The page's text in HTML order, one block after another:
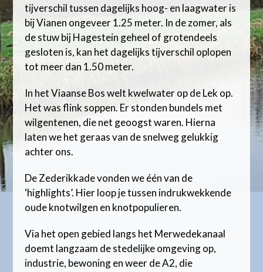
tijverschil tussen dagelijks hoog- en laagwater is
bij Vianen ongeveer 1.25 meter. In de zomer, als
de stuw bij Hagestein geheel of grotendeels
gesloten is, kan het dagelijks tijverschil oplopen
tot meer dan 1.50 meter.
In het Viaanse Bos welt kwelwater op de Lek op.
Het was flink soppen. Er stonden bundels met
wilgentenen, die net geoogst waren. Hierna
laten we het geraas van de snelweg gelukkig
achter ons.
De Zederikkade vonden we één van de
‘highlights’. Hier loop je tussen indrukwekkende
oude knotwilgen en knotpopulieren.
Via het open gebied langs het Merwedekanaal
doemt langzaam de stedelijke omgeving op,
industrie, bewoning en weer de A2, die